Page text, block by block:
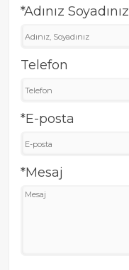
*Adınız Soyadınız
Telefon
*E-posta
*Mesaj